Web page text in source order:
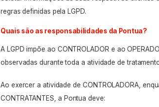
regras definidas pela LGPD.
Quais são as responsabilidades da Pontua?
A LGPD impõe ao CONTROLADOR e ao
observadas durante toda a atividade de
Ao exercer a atividade de CONTROLADORA,
CONTRATANTES, a Pontua deve: